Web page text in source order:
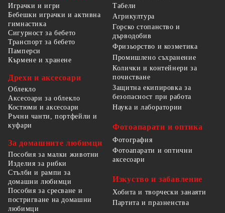
Играчки и игри
Бебешки играчки и активна
гимнастика
Сигурност за бебето
Транспорт за бебето
Памперси
Кърмене и хранене
Дрехи и аксесоари
Облекло
Аксесоари за облекло
Костюми и аксесоари
Ръчни чанти, портфейли и
куфари
За домашните любимци
Пособия за малки животни
Изделия за рибки
Стълби и рампи за
домашни любимци
Пособия за сресване и
постригване на домашни
любимци
Табели
Агрикултура
Горско стопанство и
дърводобив
Фризьорство и козметика
Промишлено съхранение
Колички и контейнери за
почистване
Защитна екипировка за
безопасност при работа
Наука и лаборатории
Фотоапарати и оптика
Фотография
Фотоапарати и оптични
аксесоари
Изкуство и забавление
Хобита и творчески занаяти
Партита и празненства